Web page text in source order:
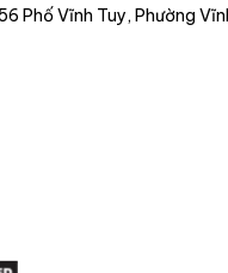
Phố Vĩnh Tuy, Phường